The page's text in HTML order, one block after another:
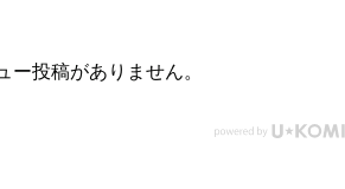
ー投稿がありません。